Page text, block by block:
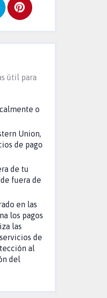
útil para
o
Union,
de pago
de tu
fuera de
en las
los pagos
las
de
al
del